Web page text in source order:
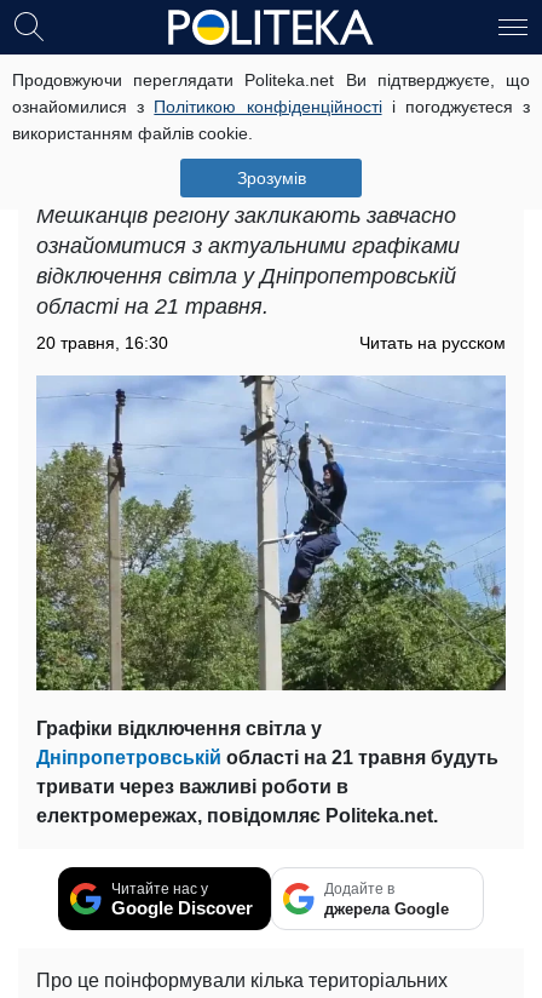
Продовжуючи переглядати Politeka.net Ви підтверджуєте, що
ознайомилися з Політикою конфіденційностіі погоджуєтеся з
використанням файлів cookie.
Зрозумів
Графіки відключення світла у
Дніпропетровській області на 21
травня: де 11 годин поспіль будуть
знеструмлені будинки
Мешканців регіону закликають завчасно
ознайомитися з актуальними графіками
відключення світла у Дніпропетровській
області на 21 травня.
20 травня, 16:30 Читать на русском
Графіки відключення світла у
Дніпропетровській області на 21 травня будуть
тривати через важливі роботи в
електромережах, повідомляє Politeka.net.
Читайте нас у
Google Discover
Додайте в
джерела Google
Про це поінформували кілька територіальних